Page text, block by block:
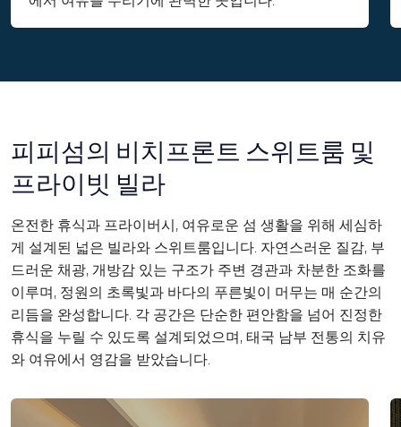
피피섬의 비치프론트 스위트룸 및
프라이빗 빌라
온전한 휴식과 프라이버시, 여유로운 섬 생활을 위해 세심하
게 설계된 넓은 빌라와 스위트룸입니다. 자연스러운 질감, 부
드러운 채광, 개방감 있는 구조가 주변 경관과 차분한 조화를
이루며, 정원의 초록빛과 바다의 푸른빛이 머무는 매 순간의
리듬을 완성합니다. 각 공간은 단순한 편안함을 넘어 진정한
휴식을 누릴 수 있도록 설계되었으며, 태국 남부 전통의 치유
와 여유에서 영감을 받았습니다.